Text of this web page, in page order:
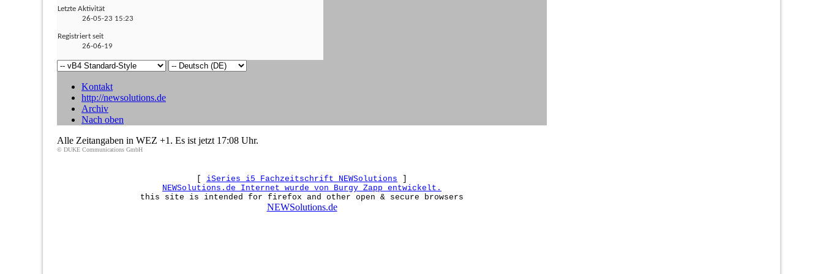
Letzte Aktivität
26-05-23 15:23
Registriert seit
26-06-19
Kontakt
http://newsolutions.de
Archiv
Nach oben
Alle Zeitangaben in WEZ +1. Es ist jetzt 17:08 Uhr.
© DUKE Communications GmbH
iSeries i5 Fachzeitschrift NEWSolutions
NEWSolutions.de Internet wurde von Burgy Zapp entwickelt.
this site is intended for firefox and other open & secure browsers
NEWSolutions.de